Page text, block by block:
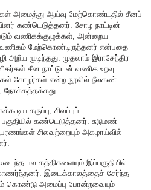
அமைத்து ஆய்வு மேற்கொண்டதில் சீனப்
கண்டெடுத்தனர். சோழ நாட்டின்
வணிகக்குழுக்கள், அன்றைய
வணிகம் மேற்கொண்டிருந்தனர் என்பதை
முடிந்தது. முதலாம் இராசேந்திர
சீன நாட்டுடன் வணிக உறவு
சோழர்கள் என்ற நூலில் நீலகண்ட
நோக்கத்தக்கது.
கருப்பு, சிவப்புப்
கண்டெடுத்தனர். சுடுமண்
சிலவற்றையும் அகழாய்வில்
பல கத்திகளையும் இப்பகுதியில்
இடைக்காலத்தைச் சேர்ந்த
கொண்டு அமைப்பு போன்றவையும்